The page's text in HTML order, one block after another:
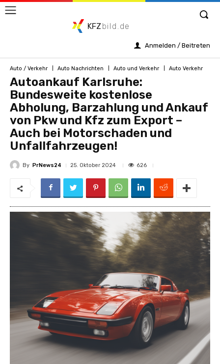
KFZ bild.de
Anmelden / Beitreten
Auto / Verkehr Auto Nachrichten Auto und Verkehr Auto Verkehr
Autoankauf Karlsruhe:
Bundesweite kostenlose
Abholung, Barzahlung und Ankauf
von Pkw und Kfz zum Export –
Auch bei Motorschaden und
Unfallfahrzeugen!
By PrNews24 25. Oktober 2024 626